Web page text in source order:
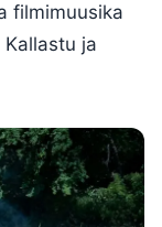
filmimuusika
ja